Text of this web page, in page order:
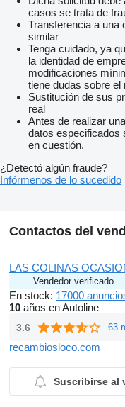
casos se trata de
Transferencia a una
similar
Tenga cuidado, ya
la identidad de
modificaciones
tiene dudas sobre el
Sustitución de sus
real
Antes de realizar
datos especificados
en cuestión.
¿Detectó algún fraude?
Infórmenos de lo sucedido
Contactos del
LAS COLINAS
Vendedor verificado
En stock: 17000
10 años en Autoline
3.6 63
recambiosloco.com
Suscribirse al